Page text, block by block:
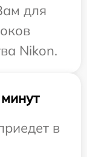
для
Nikon.
в